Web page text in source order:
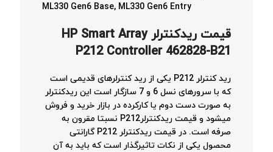
ML330 Gen6 Base, ML330 Gen6 Entry
قیمت ریدکنترلرHP Smart Array
P212 Controller 462828-B21
رید کنترلر P212 یکی از رید کنترلرهای قدیمی است
که با سرورهای نسل 6 و 7 سازگار است این ریدکنترلر
به صورت دست دوم یا کارکرده در بازار خرید و فروش
میشود و قیمت ریدکنترلرP212 نسبتا مقرون به
صرفه است. در قیمت ریدکنترلر P212 گارانتی
محصول یکی از نکات تاثیرگذار است که باید به آن